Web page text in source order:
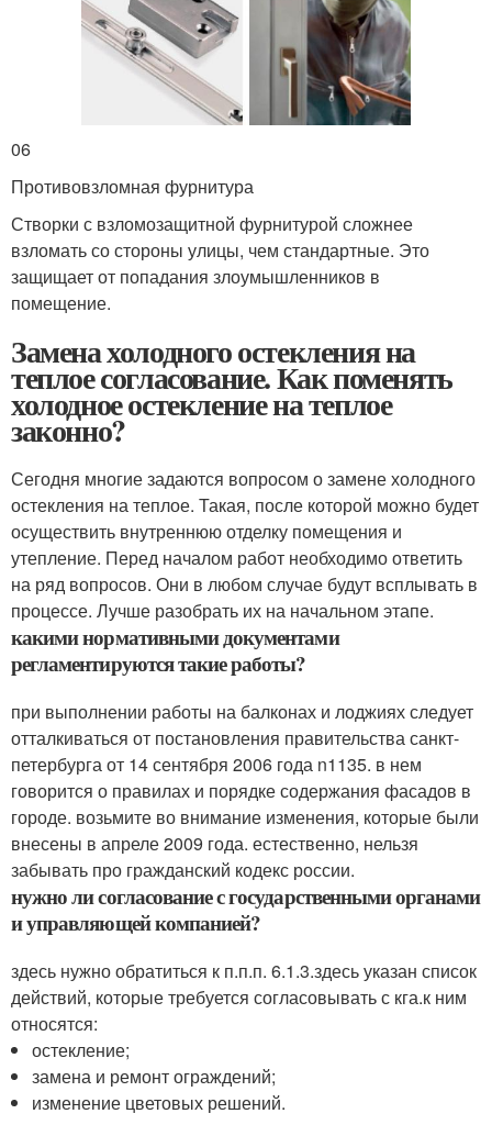
06
Противовзломная фурнитура
Створки с взломозащитной фурнитурой сложнее
взломать со стороны улицы, чем стандартные. Это
защищает от попадания злоумышленников в
помещение.
Замена холодного остекления на
теплое согласование. Как поменять
холодное остекление на теплое
законно?
Сегодня многие задаются вопросом о замене холодного
остекления на теплое. Такая, после которой можно будет
осуществить внутреннюю отделку помещения и
утепление. Перед началом работ необходимо ответить
на ряд вопросов. Они в любом случае будут всплывать в
процессе. Лучше разобрать их на начальном этапе.
какими нормативными документами
регламентируются такие работы?
при выполнении работы на балконах и лоджиях следует
отталкиваться от постановления правительства санкт-
петербурга от 14 сентября 2006 года n1135. в нем
говорится о правилах и порядке содержания фасадов в
городе. возьмите во внимание изменения, которые были
внесены в апреле 2009 года. естественно, нельзя
забывать про гражданский кодекс россии.
нужно ли согласование с государственными органами
и управляющей компанией?
здесь нужно обратиться к п.п.п. 6.1.3.здесь указан список
действий, которые требуется согласовывать с кга.к ним
относятся:
остекление;
замена и ремонт ограждений;
изменение цветовых решений.